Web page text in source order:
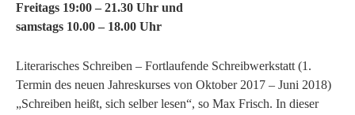
Freitags 19:00 – 21.30 Uhr und
samstags 10.00 – 18.00 Uhr
Literarisches Schreiben – Fortlaufende Schreibwerkstatt (1.
Termin des neuen Jahreskurses von Oktober 2017 – Juni 2018)
„Schreiben heißt, sich selber lesen“, so Max Frisch. In dieser